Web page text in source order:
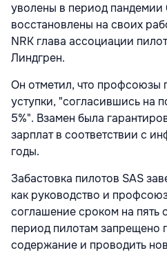
уволены в период пандемии
восстановлены на своих
NRK глава ассоциации
Линдгрен.
Он отметил, что профсоюзы
уступки, "согласившись на
5%". Взамен была
зарплат в соответствии с
годы.
Забастовка пилотов SAS
как руководство и
соглашение сроком на пять
период пилотам запрещено
содержание и проводить